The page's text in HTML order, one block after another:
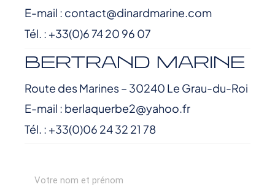
E-mail : contact@dinardmarine.com
Tél. : +33(0)6 74 20 96 07
BERTRAND MARINE
Route des Marines – 30240 Le Grau-du-Roi
E-mail : berlaquerbe2@yahoo.fr
Tél. : +33(0)06 24 32 21 78